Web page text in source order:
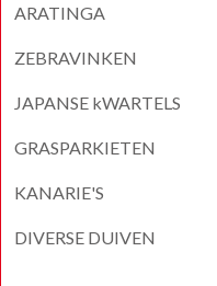
ARATINGA
ZEBRAVINKEN
JAPANSE kWARTELS
GRASPARKIETEN
KANARIE'S
DIVERSE DUIVEN